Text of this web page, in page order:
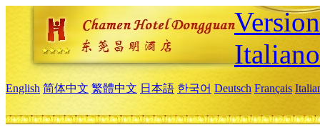
Italiano
English 简体中文 繁體中文 日本語 한국어 Deutsch Français